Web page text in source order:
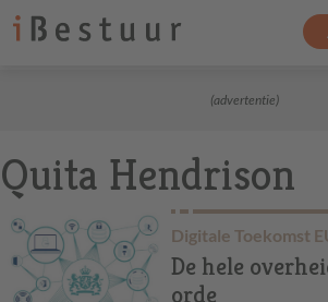
(advertentie)
Quita Hendrison
Digitale Toekomst
De hele
orde